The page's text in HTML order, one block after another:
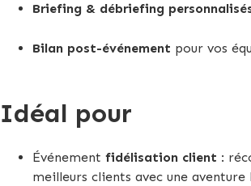
Briefing & débriefing
Bilan post-événement pour vos
Idéal pour
Événement fidélisation client :
meilleurs clients avec une aventure